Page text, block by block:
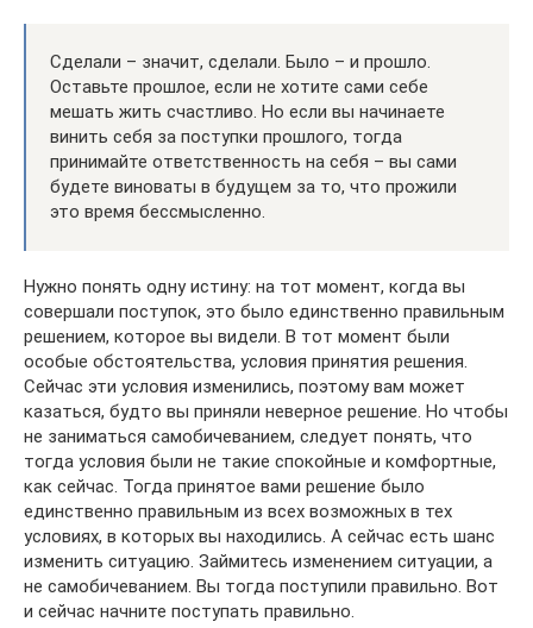
Сделали – значит, сделали. Было – и прошло.
Оставьте прошлое, если не хотите сами себе
мешать жить счастливо. Но если вы начинаете
винить себя за поступки прошлого, тогда
принимайте ответственность на себя – вы сами
будете виноваты в будущем за то, что прожили
это время бессмысленно.
Нужно понять одну истину: на тот момент, когда вы
совершали поступок, это было единственно правильным
решением, которое вы видели. В тот момент были
особые обстоятельства, условия принятия решения.
Сейчас эти условия изменились, поэтому вам может
казаться, будто вы приняли неверное решение. Но чтобы
не заниматься самобичеванием, следует понять, что
тогда условия были не такие спокойные и комфортные,
как сейчас. Тогда принятое вами решение было
единственно правильным из всех возможных в тех
условиях, в которых вы находились. А сейчас есть шанс
изменить ситуацию. Займитесь изменением ситуации, а
не самобичеванием. Вы тогда поступили правильно. Вот
и сейчас начните поступать правильно.